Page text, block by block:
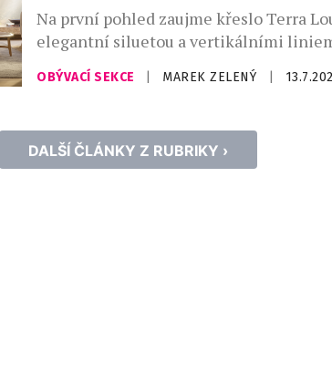
Na první pohled zaujme křeslo Terra
elegantní siluetou a vertikálními
zdánlivě jednoduchým tvarem však stojí
vývoje, hledání nových konstrukčních
LD Seating dosud nesetkala. Kolekce,
letos v únoru, se stala technologicky
OBÝVACÍ SEKCE MAREK ZELENÝ
DALŠÍ ČLÁNKY Z RUBRIKY ›